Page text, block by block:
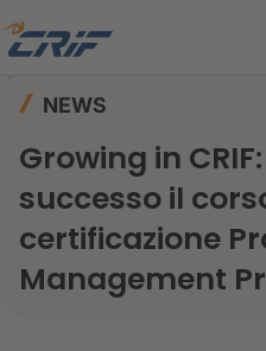
NEWS
Growing in
successo il
certificazione
Management